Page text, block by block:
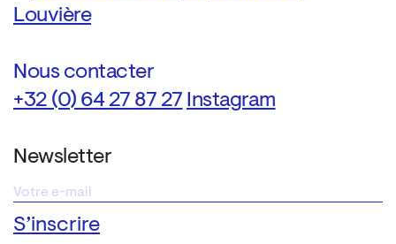
Louvière
Nous contacter
+32 (0) 64 27 87 27 Instagram
Newsletter